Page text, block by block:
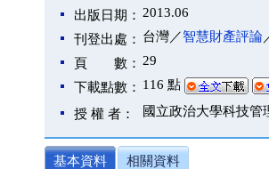
出版日期： 2013.06
刊登出處： 台灣／智慧財產評論
頁 數： 29
下載點數： 116 點
授 權 者： 國立政治大學科技管
基本資料
相關資料